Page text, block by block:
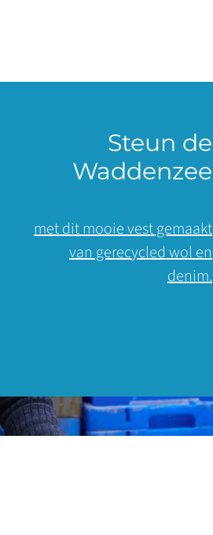
Steun de
Waddenzee
met dit mooie vest gemaakt
van gerecycled wol en
denim.